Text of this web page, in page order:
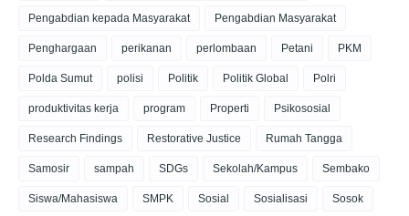
Pengabdian kepada Masyarakat Pengabdian Masyarakat
Penghargaan perikanan perlombaan Petani PKM
Polda Sumut polisi Politik Politik Global Polri
produktivitas kerja program Properti Psikososial
Research Findings Restorative Justice Rumah Tangga
Samosir sampah SDGs Sekolah/Kampus Sembako
Siswa/Mahasiswa SMPK Sosial Sosialisasi Sosok